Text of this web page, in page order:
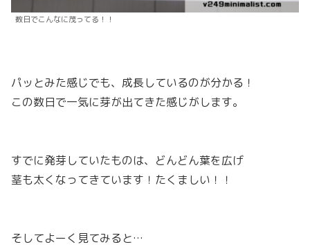
数日でこんなに茂ってる！！
パッとみた感じでも、成長しているのが分かる！
この数日で一気に芽が出てきた感じがします。
すでに発芽していたものは、どんどん葉を広げ
茎も太くなってきています！たくましい！！
そしてよーく見てみると…